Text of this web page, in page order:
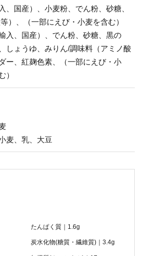
、国産）、小麦粉、でん粉、砂糖、
）、（一部にえび・小麦を含む）
入、国産）、でん粉、砂糖、黒の
しょうゆ、みりん/調味料（アミノ酸
ー、紅麹色素、（一部にえび・小
）
麦、乳、大豆
たんぱく質｜1.6g
炭水化物(糖質・繊維質)｜3.4g